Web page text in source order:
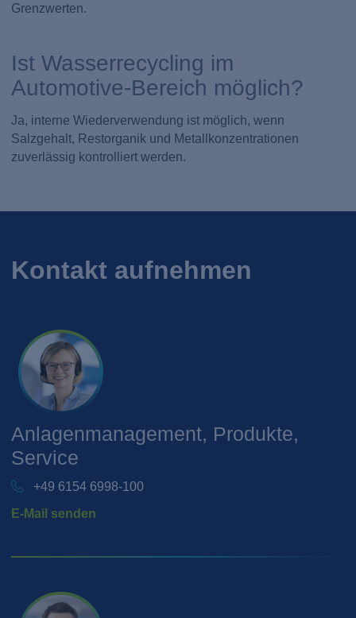
Grenzwerten.
Ist Wasserrecycling im
Automotive-Bereich möglich?
Ja, interne Wiederverwendung ist möglich, wenn
Salzgehalt, Restorganik und Metallkonzentrationen
zuverlässig kontrolliert werden.
Kontakt aufnehmen
Anlagenmanagement, Produkte,
Service
+49 6154 6998-100
E-Mail senden